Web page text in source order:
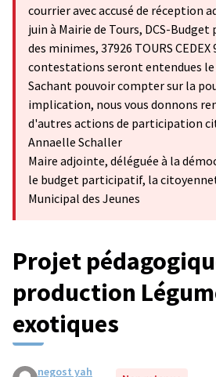
courrier avec accusé de réception
juin à Mairie de Tours, DCS-
des minimes, 37926 TOURS CEDEX
contestations seront entendues le
Sachant pouvoir compter sur la
implication, nous vous donnons
d'autres actions de participation
Annaelle Schaller
Maire adjointe, déléguée à la
le budget participatif, la
Municipal des Jeunes
Projet
production
exotiques
negost yah